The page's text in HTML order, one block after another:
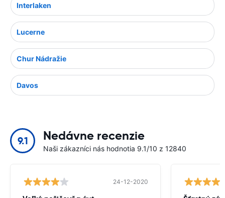
Interlaken
Lucerne
Chur Nádražie
Davos
9.1 Nedávne recenzie
Naši zákazníci nás hodnotia 9.1/10 z 12840
24-12-2020